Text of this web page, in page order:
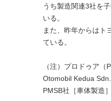
うち製造関連3社を
いる。
また、昨年からはト
ている。
（注）プロドゥア
Otomobil Kedua
PMSB社［車体製造